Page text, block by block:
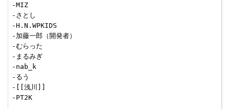
-MIZ
-さとし
-H.N.WPKIDS
-加藤一郎（開発者）
-むらった
-まるみぎ
-nab_k
-るう
-[[浅川]]
-PT2K